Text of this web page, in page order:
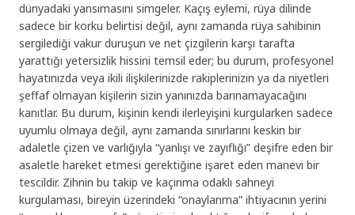
dünyadaki yansımasını simgeler. Kaçış eylemi, rüya dilinde
sadece bir korku belirtisi değil, aynı zamanda rüya sahibinin
sergilediği vakur duruşun ve net çizgilerin karşı tarafta
yarattığı yetersizlik hissini temsil eder; bu durum, profesyonel
hayatınızda veya ikili ilişkilerinizde rakiplerinizin ya da niyetleri
şeffaf olmayan kişilerin sizin yanınızda barınamayacağını
kanıtlar. Bu durum, kişinin kendi ilerleyişini kurgularken sadece
uyumlu olmaya değil, aynı zamanda sınırlarını keskin bir
adaletle çizen ve varlığıyla “yanlışı ve zayıflığı” deşifre eden bir
asaletle hareket etmesi gerektiğine işaret eden manevi bir
tescildir. Zihnin bu takip ve kaçınma odaklı sahneyi
kurgulaması, bireyin üzerindeki “onaylanma” ihtiyacının yerini